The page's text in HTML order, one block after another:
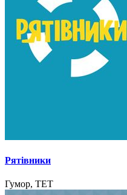
Рятівники
Гумор, ТЕТ